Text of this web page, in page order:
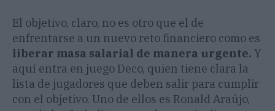
El objetivo, claro, no es otro que el de
enfrentarse a un nuevo reto financiero como es
liberar masa salarial de manera urgente. Y
aquí entra en juego Deco, quien tiene clara la
lista de jugadores que deben salir para cumplir
con el objetivo. Uno de ellos es Ronald Araújo,